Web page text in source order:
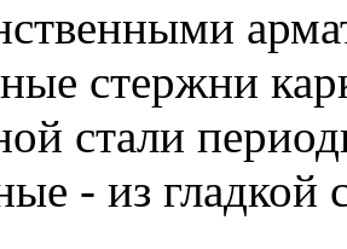
стержни
стали
- из